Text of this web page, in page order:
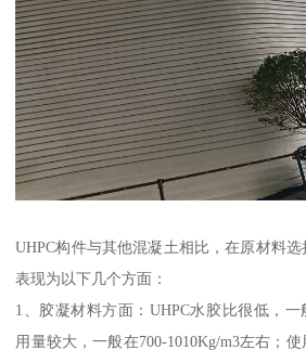
UHPC构件与其他混凝土相比，在原材料
表现为以下几个方面：
1、胶凝材料方面：UHPC水胶比很低，一
用量较大，一般在700-1010Kg/m3左右；